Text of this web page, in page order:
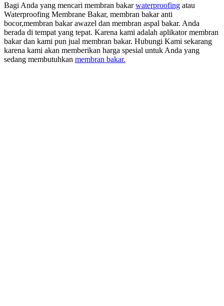
Bagi Anda yang mencari membran bakarwaterproofing atau
Waterproofing Membrane Bakar, membran bakar anti
bocor,membran bakar awazel dan membran aspal bakar. Anda
berada di tempat yang tepat. Karena kami adalah aplikator membran
bakar dan kami pun jual membran bakar. Hubungi Kami sekarang
karena kami akan memberikan harga spesial untuk Anda yang
sedang membutuhkan membran bakar.